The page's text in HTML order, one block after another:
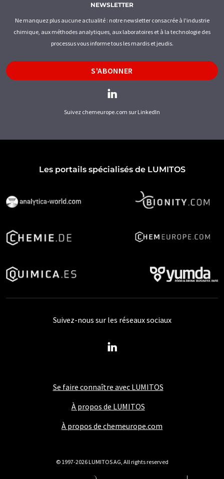
NEWSLETTER
Ne manquez plus aucune actualité : notre newsletter consacrée à l'industrie
chimique, aux méthodes analytiques, aux laboratoires et à la technologie des
processus vous informe tous les mardis et jeudis.
S'ABONNER
Suivez chemeurope.com sur LinkedIn
Les portails spécialisés de LUMITOS
Se faire connaître avec LUMITOS
À propos de LUMITOS
À propos de chemeurope.com
Suivez-nous sur les réseaux sociaux
© 1997-2026 LUMITOS AG, All rights reserved